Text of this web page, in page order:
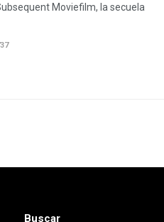
Moviefilm, la secuela
Buscar